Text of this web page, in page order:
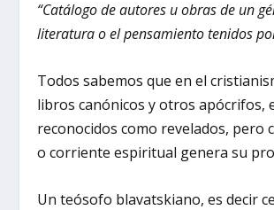
“Catálogo de autores u obras de un
literatura o el pensamiento tenidos
Todos sabemos que en el
libros canónicos y otros apócrifos,
reconocidos como revelados, pero
o corriente espiritual genera su
Un teósofo blavatskiano, es decir